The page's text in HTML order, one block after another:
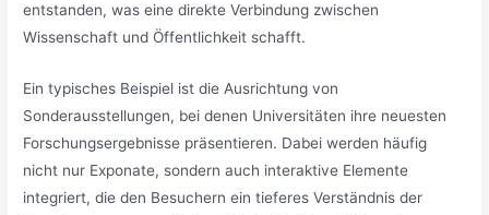
entstanden, was eine direkte Verbindung zwischen
Wissenschaft und Öffentlichkeit schafft.
Ein typisches Beispiel ist die Ausrichtung von
Sonderausstellungen, bei denen Universitäten ihre neuesten
Forschungsergebnisse präsentieren. Dabei werden häufig
nicht nur Exponate, sondern auch interaktive Elemente
integriert, die den Besuchern ein tieferes Verständnis der